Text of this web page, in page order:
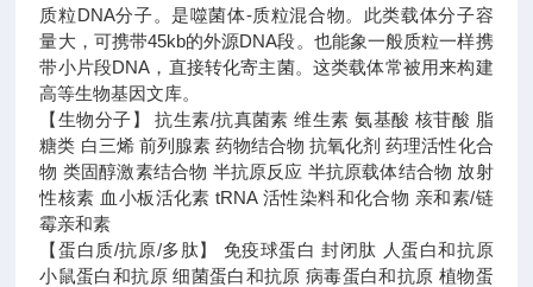
质粒DNA分子。是噬菌体-质粒混合物。此类载体分子容
量大，可携带45kb的外源DNA段。也能象一般质粒一样携
带小片段DNA，直接转化寄主菌。这类载体常被用来构建
高等生物基因文库。
【生物分子】 抗生素/抗真菌素 维生素 氨基酸 核苷酸 脂
糖类 白三烯 前列腺素 药物结合物 抗氧化剂 药理活性化合
物 类固醇激素结合物 半抗原反应 半抗原载体结合物 放射
性核素 血小板活化素 tRNA 活性染料和化合物 亲和素/链
霉亲和素
【蛋白质/抗原/多肽】 免疫球蛋白 封闭肽 人蛋白和抗原
小鼠蛋白和抗原 细菌蛋白和抗原 病毒蛋白和抗原 植物蛋